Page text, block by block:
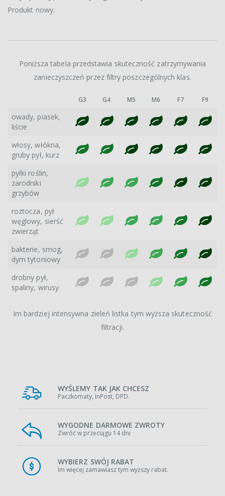
Produkt nowy.
Poniższa tabela przedstawia skuteczność zatrzymywania
zanieczyszczeń przez filtry poszczególnych klas.
G3 G4 M5 M6 F7 F9
owady, piasek,
liście
włosy, włókna,
gruby pył, kurz
pyłki roślin,
zarodniki
grzybów
roztocza, pył
węglowy, sierść
zwierząt
bakterie, smog,
dym tytoniowy
drobny pył,
spaliny, wirusy
Im bardziej intensywna zieleń listka tym wyższa skuteczność
filtracji.
WYŚLEMY TAK JAK CHCESZ
Paczkomaty, InPost, DPD.
WYGODNE DARMOWE ZWROTY
Zwróć w przeciągu 14 dni
WYBIERZ SWÓJ RABAT
Im więcej zamawiasz tym wyższy rabat.